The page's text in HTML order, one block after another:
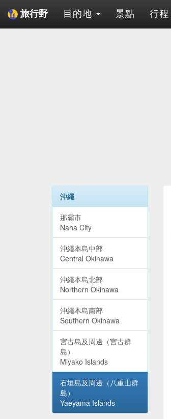
旅行野 目的地 景點 行程
沖繩
那霸市
Naha City
沖繩本島中部
Central Okinawa
沖繩本島北部
Northern Okinawa
沖繩本島南部
Southern Okinawa
宮古島及周邊（宮古群
島）
Miyako Islands
石垣島及周邊（八重山群
島）
Yaeyama Islands